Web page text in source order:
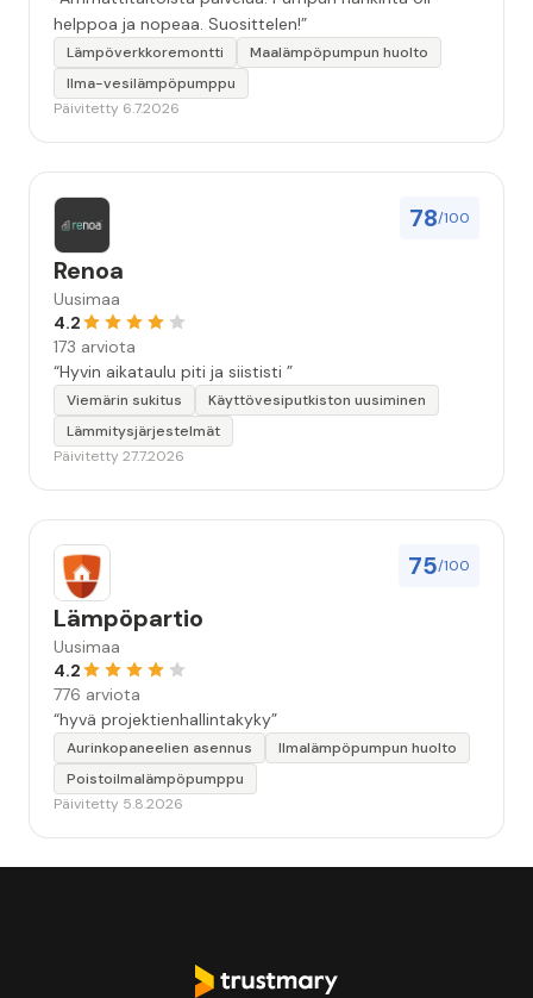
helppoa ja nopeaa. Suosittelen!”
Lämpöverkkoremontti
Maalämpöpumpun huolto
Ilma-vesilämpöpumppu
Päivitetty 6.7.2026
78/100
Renoa
Uusimaa
4.2
173 arviota
“Hyvin aikataulu piti ja siististi ”
Viemärin sukitus
Käyttövesiputkiston uusiminen
Lämmitysjärjestelmät
Päivitetty 27.7.2026
75/100
Lämpöpartio
Uusimaa
4.2
776 arviota
“hyvä projektienhallintakyky”
Aurinkopaneelien asennus
Ilmalämpöpumpun huolto
Poistoilmalämpöpumppu
Päivitetty 5.8.2026